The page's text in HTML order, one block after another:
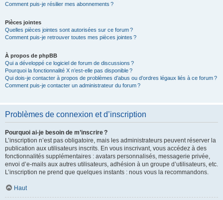
Comment puis-je résilier mes abonnements ?
Pièces jointes
Quelles pièces jointes sont autorisées sur ce forum ?
Comment puis-je retrouver toutes mes pièces jointes ?
À propos de phpBB
Qui a développé ce logiciel de forum de discussions ?
Pourquoi la fonctionnalité X n’est-elle pas disponible ?
Qui dois-je contacter à propos de problèmes d’abus ou d’ordres légaux liés à ce forum ?
Comment puis-je contacter un administrateur du forum ?
Problèmes de connexion et d’inscription
Pourquoi ai-je besoin de m’inscrire ?
L’inscription n’est pas obligatoire, mais les administrateurs peuvent réserver la
publication aux utilisateurs inscrits. En vous inscrivant, vous accédez à des
fonctionnalités supplémentaires : avatars personnalisés, messagerie privée,
envoi d’e-mails aux autres utilisateurs, adhésion à un groupe d’utilisateurs, etc.
L’inscription ne prend que quelques instants : nous vous la recommandons.
Haut